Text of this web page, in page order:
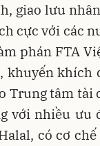
giao lưu
cực với các
phán FTA
khích
Trung tâm
với nhiều
có cơ